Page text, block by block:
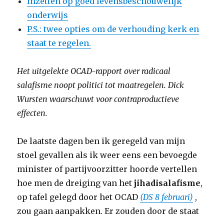
onderwijs
P.S.: twee opties om de verhouding kerk en
staat te regelen.
Het uitgelekte OCAD-rapport over radicaal
salafisme noopt politici tot maatregelen. Dick
Wursten waarschuwt voor contraproductieve
effecten.
De laatste dagen ben ik geregeld van mijn
stoel gevallen als ik weer eens een bevoegde
minister of partijvoorzitter hoorde vertellen
hoe men de dreiging van hetjihadisalafisme,
op tafel gelegd door het OCAD (DS 8 februari) ,
zou gaan aanpakken. Er zouden door de staat